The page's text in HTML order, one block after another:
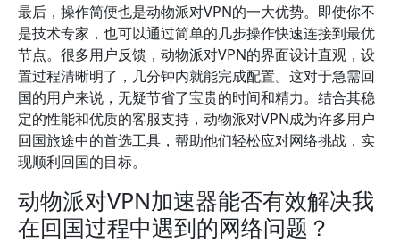
最后，操作简便也是动物派对VPN的一大优势。即使你不
是技术专家，也可以通过简单的几步操作快速连接到最优
节点。很多用户反馈，动物派对VPN的界面设计直观，设
置过程清晰明了，几分钟内就能完成配置。这对于急需回
国的用户来说，无疑节省了宝贵的时间和精力。结合其稳
定的性能和优质的客服支持，动物派对VPN成为许多用户
回国旅途中的首选工具，帮助他们轻松应对网络挑战，实
现顺利回国的目标。
动物派对VPN加速器能否有效解决我
在回国过程中遇到的网络问题？